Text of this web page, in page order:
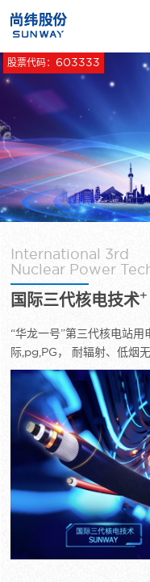
股票代码：603333
International 3rd
Nuclear Power
国际三代核电技术+
“华龙一号”第三代核电站
际,pg,PG， 耐辐射、低烟